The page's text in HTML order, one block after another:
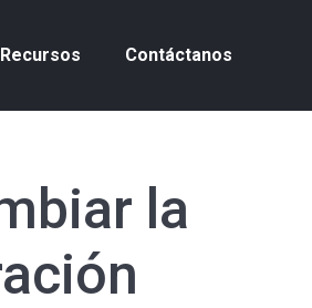
Recursos Contáctanos
la